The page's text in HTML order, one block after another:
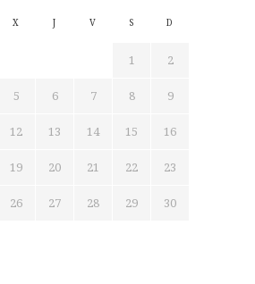
X J V S D
1 2
5 6 7 8 9
12 13 14 15 16
19 20 21 22 23
26 27 28 29 30